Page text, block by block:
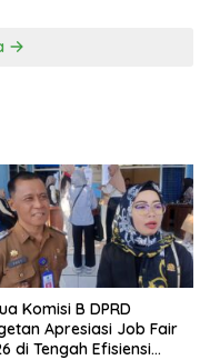
Komisi B DPRD
Apresiasi Job Fair
di Tengah Efisiensi